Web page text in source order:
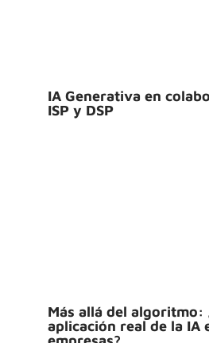
IA Generativa en
ISP y DSP
Más allá del algoritmo:
aplicación real de la IA